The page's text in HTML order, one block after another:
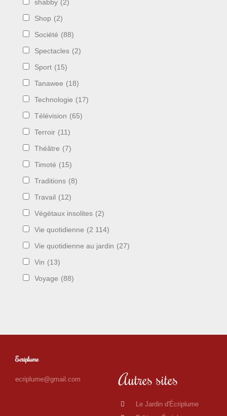
shabby (2)
Shop (2)
Société (88)
Spectacles (2)
Sport (15)
Tanawee (18)
Technologie (17)
Télévision (65)
Terroir (11)
Théâtre (7)
Timoté (15)
Traditions (8)
Travail (12)
Végétaux insolites (2)
Vie quotidienne (2 114)
Vie quotidienne au jardin (27)
Vin (13)
Voyage (88)
Ecriplume
ecriplume@gmail.com Autres sites
Le Jardin d'Écriplume